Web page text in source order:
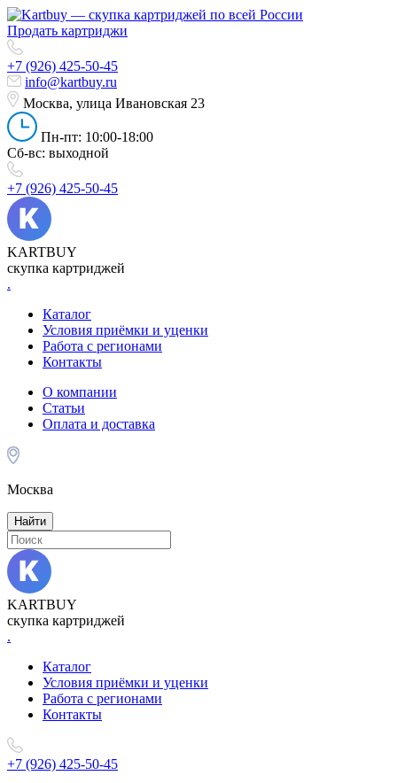
Продать картриджи
+7 (926) 425-50-45
info@kartbuy.ru
Москва, улица Ивановская 23
Пн-пт: 10:00-18:00
Сб-вс: выходной
+7 (926) 425-50-45
KARTBUY
скупка картриджей
.
Каталог
Условия приёмки и уценки
Работа с регионами
Контакты
О компании
Статьи
Оплата и доставка
Москва
Найти
KARTBUY
скупка картриджей
.
Каталог
Условия приёмки и уценки
Работа с регионами
Контакты
+7 (926) 425-50-45